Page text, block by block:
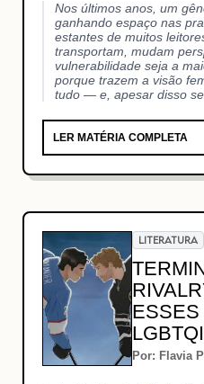
Nos últimos anos, um
ganhando espaço nas
estantes de muitos
transportam, mudam
vulnerabilidade seja a
porque trazem a visão
tudo — e, apesar disso
LER MATÉRIA COMPLETA
LITERATURA
ESSES
Por: Flavia